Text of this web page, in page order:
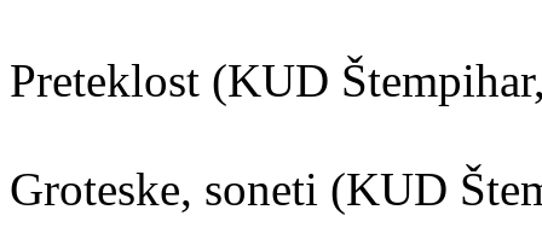
Preteklost (KUD
Groteske, soneti (KUD